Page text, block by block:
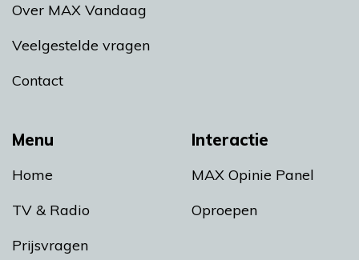
Menu
Home
TV & Radio
Prijsvragen
Interactie
MAX Opinie Panel
Oproepen
Over MAX Vandaag
Veelgestelde vragen
Contact